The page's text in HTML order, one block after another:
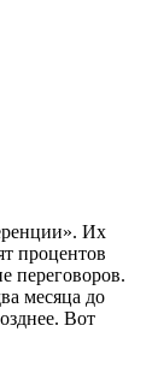
Их
процентов
переговоров.
месяца до
Вот